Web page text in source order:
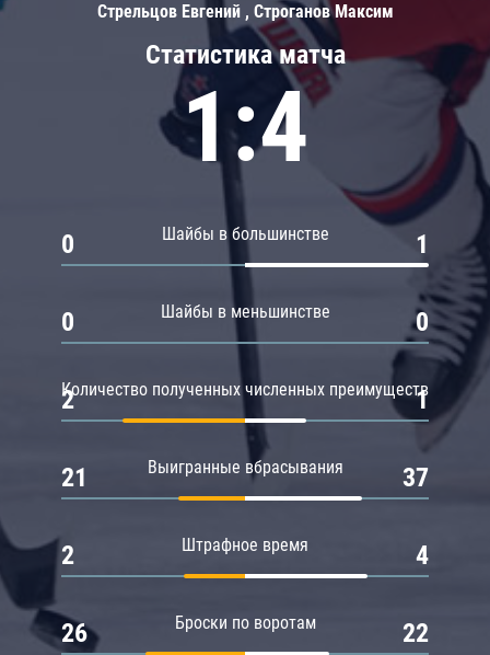
Статистика матча
1:4
Шайбы в большинстве
0 1
Шайбы в меньшинстве
0 0
Количество полученных численных преимуществ
2 1
Выигранные вбрасывания
21 37
Штрафное время
2 4
Броски по воротам
26 22
Стрельцов Евгений , Строганов Максим